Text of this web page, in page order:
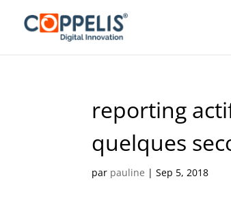
reporting
quelques
par pauline |Sep 5, 2018